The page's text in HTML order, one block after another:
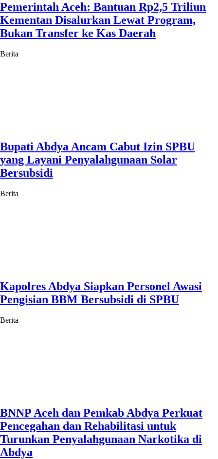
Pemerintah Aceh: Bantuan Rp2,5 Triliun
Kementan Disalurkan Lewat Program,
Bukan Transfer ke Kas Daerah
Berita
Bupati Abdya Ancam Cabut Izin SPBU
yang Layani Penyalahgunaan Solar
Bersubsidi
Berita
Kapolres Abdya Siapkan Personel Awasi
Pengisian BBM Bersubsidi di SPBU
Berita
BNNP Aceh dan Pemkab Abdya Perkuat
Pencegahan dan Rehabilitasi untuk
Turunkan Penyalahgunaan Narkotika di
Abdya